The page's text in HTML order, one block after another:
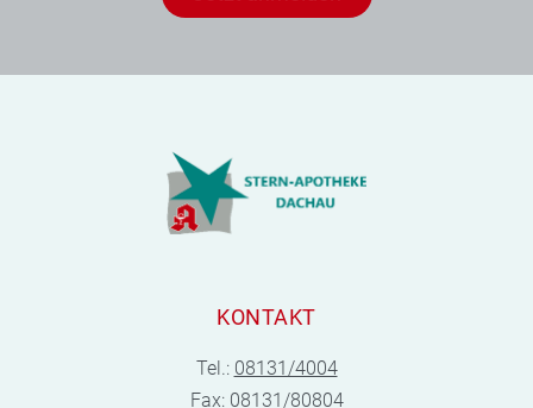
KONTAKT
Tel.: 08131/4004
Fax: 08131/80804